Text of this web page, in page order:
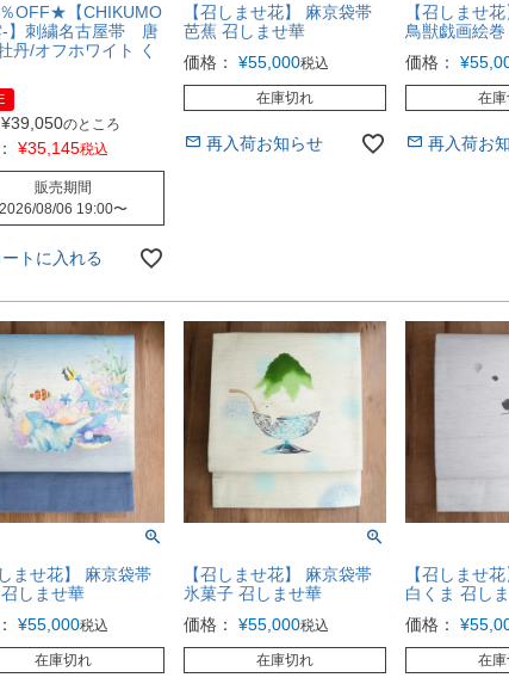
OFF★【CHIKUMO
-】刺繍名古屋帯 唐
丹/オフホワイト く
¥39,050のところ
¥35,145税込
販売期間
2026/08/06 19:00〜
ートに入れる
【召しませ花】 麻京袋帯
芭蕉 召しませ華
価格：
¥55,000税込
在庫切れ
再入荷お知らせ
【召しませ
鳥獣戯画絵
価格：
¥
在
再入荷お
しませ花】 麻京袋帯
しませ華
¥55,000税込
在庫切れ
【召しませ花】 麻京袋帯
氷菓子 召しませ華
価格：
¥55,000税込
在庫切れ
【召しませ
白くま 召し
価格：
¥
在